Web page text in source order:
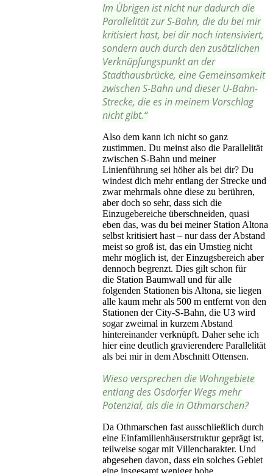
Im Übrigen ist nicht nur dadurch die
Parallelität zur S-Bahn, die du bei mir
kritisiert hast, bei dir noch intensiviert,
sondern auch durch den zusätzlichen
Verknüpfungspunkt an der
Stadthausbrücke, eine Gemeinsamkeit
zwischen S-Bahn und dieser U-Bahn-
Strecke, die es in meinem Vorschlag
nicht gibt.“
Also dem kann ich nicht so ganz
zustimmen. Du meinst also die Parallelität
zwischen S-Bahn und meiner
Linienführung sei höher als bei dir? Du
windest dich mehr entlang der Strecke und
zwar mehrmals ohne diese zu berühren,
aber doch so sehr, dass sich die
Einzugebereiche überschneiden, quasi
eben das, was du bei meiner Station Altona
selbst kritisiert hast – nur dass der Abstand
meist so groß ist, das ein Umstieg nicht
mehr möglich ist, der Einzugsbereich aber
dennoch begrenzt. Dies gilt schon für
die Station Baumwall und für alle
folgenden Stationen bis Altona, sie liegen
alle kaum mehr als 500 m entfernt von den
Stationen der City-S-Bahn, die U3 wird
sogar zweimal in kurzem Abstand
hintereinander verknüpft. Daher sehe ich
hier eine deutlich gravierendere Parallelität
als bei mir in dem Abschnitt Ottensen.
Wieso versprechen die Wohngebiete
entlang des Osdorfer Wegs mehr
Potenzial, als die in Othmarschen?
Da Othmarschen fast ausschließlich durch
eine Einfamilienhäuserstruktur geprägt ist,
teilweise sogar mit Villencharakter. Und
abgesehen davon, dass ein solches Gebiet
eine insgesamt weniger hohe